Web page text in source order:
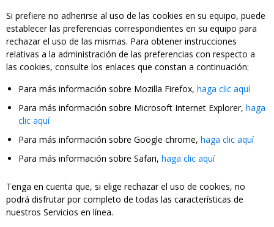
Si prefiere no adherirse al uso de las cookies en su equipo, puede
establecer las preferencias correspondientes en su equipo para
rechazar el uso de las mismas. Para obtener instrucciones
relativas a la administración de las preferencias con respecto a
las cookies, consulte los enlaces que constan a continuación:
Para más información sobre Mozilla Firefox, haga clic aquí
Para más información sobre Microsoft Internet Explorer, haga
clic aquí
Para más información sobre Google chrome, haga clic aquí
Para más información sobre Safari, haga clic aquí
Tenga en cuenta que, si elige rechazar el uso de cookies, no
podrá disfrutar por completo de todas las características de
nuestros Servicios en línea.